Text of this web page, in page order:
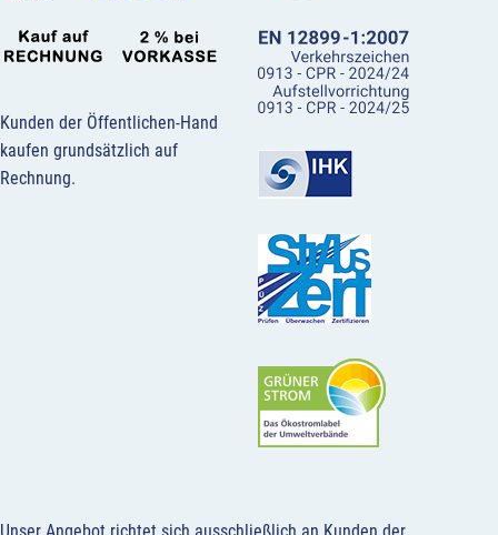
Kunden der Öffentlichen-Hand
kaufen grundsätzlich auf
Rechnung.